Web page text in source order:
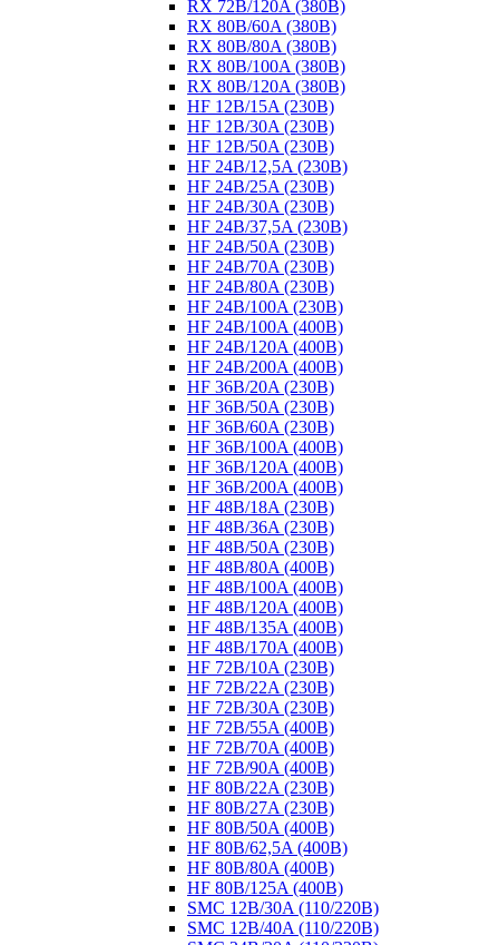
RX 72B/120A (380B)
RX 80B/60A (380B)
RX 80B/80A (380B)
RX 80B/100A (380B)
RX 80B/120A (380B)
HF 12B/15A (230B)
HF 12B/30A (230B)
HF 12B/50A (230B)
HF 24B/12,5A (230B)
HF 24B/25A (230B)
HF 24B/30A (230B)
HF 24B/37,5A (230B)
HF 24B/50A (230B)
HF 24B/70A (230B)
HF 24B/80A (230B)
HF 24B/100A (230B)
HF 24B/100A (400B)
HF 24B/120A (400B)
HF 24B/200A (400B)
HF 36B/20A (230B)
HF 36B/50A (230B)
HF 36B/60A (230B)
HF 36B/100A (400B)
HF 36B/120A (400B)
HF 36B/200A (400B)
HF 48B/18A (230B)
HF 48B/36A (230B)
HF 48B/50A (230B)
HF 48B/80A (400B)
HF 48B/100A (400B)
HF 48B/120A (400B)
HF 48B/135A (400B)
HF 48B/170A (400B)
HF 72B/10A (230B)
HF 72B/22A (230B)
HF 72B/30A (230B)
HF 72B/55A (400B)
HF 72B/70A (400B)
HF 72B/90A (400B)
HF 80B/22A (230B)
HF 80B/27A (230B)
HF 80B/50A (400B)
HF 80B/62,5A (400B)
HF 80B/80A (400B)
HF 80B/125A (400B)
SMC 12B/30A (110/220B)
SMC 12B/40A (110/220B)